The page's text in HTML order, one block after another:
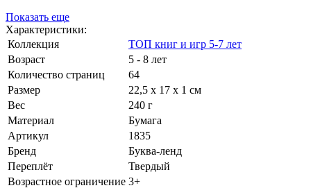
Показать еще
Характеристики:
Коллекция
ТОП книг и игр 5-7 лет
Возраст
5 - 8 лет
Количество страниц
64
Размер
22,5 х 17 х 1 см
Вес
240 г
Материал
Бумага
Артикул
1835
Бренд
Буква-ленд
Переплёт
Твердый
Возрастное ограничение 3+